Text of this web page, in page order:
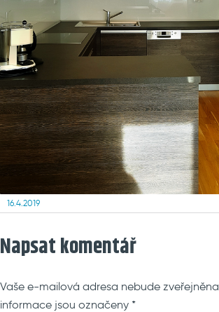
Posted
16.4.2019
Napsat komentář
Vaše e-mailová adresa nebude zveřejněna.
informace jsou označeny *